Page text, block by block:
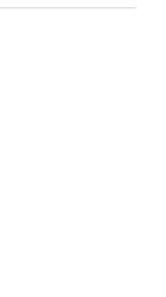
dat je